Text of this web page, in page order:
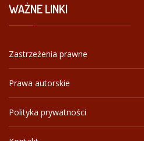
WAŻNELINKI
Zastrzeżenia prawne
Prawa autorskie
Polityka prywatności